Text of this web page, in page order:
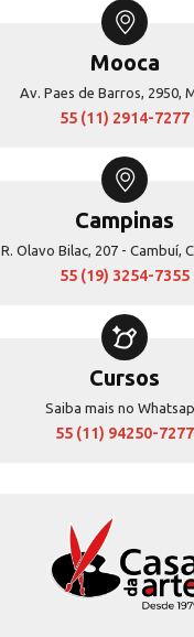
Mooca
Av. Paes de Barros, 2950,
55 (11) 2914-7277
Campinas
R. Olavo Bilac, 207 - Cambuí,
55 (19) 3254-7355
Cursos
Saiba mais no
55 (11) 94250-7277